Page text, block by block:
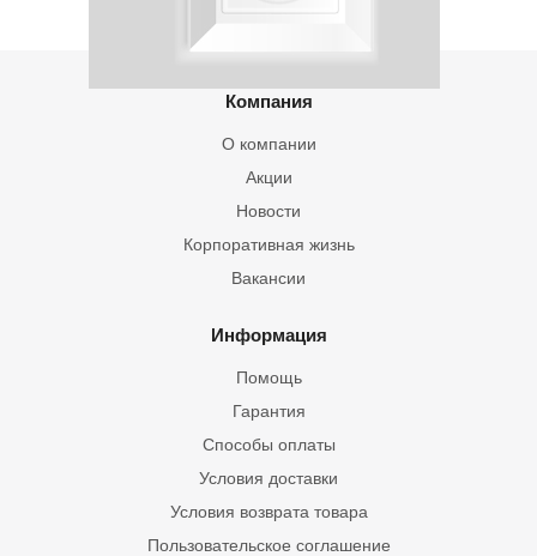
Компания
О компании
Акции
Новости
Корпоративная жизнь
Вакансии
Информация
Помощь
Гарантия
Способы оплаты
Условия доставки
Условия возврата товара
Пользовательское соглашение